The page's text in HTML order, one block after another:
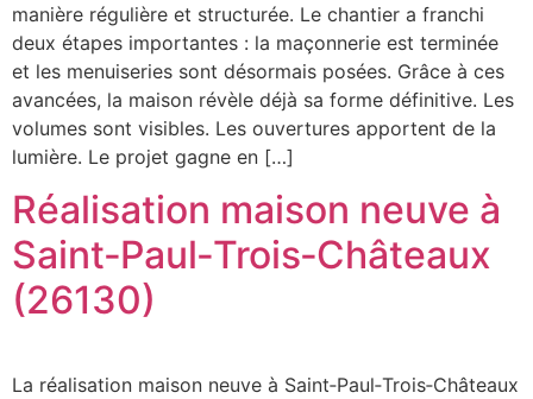
manière régulière et structurée. Le chantier a franchi
deux étapes importantes : la maçonnerie est terminée
et les menuiseries sont désormais posées. Grâce à ces
avancées, la maison révèle déjà sa forme définitive. Les
volumes sont visibles. Les ouvertures apportent de la
lumière. Le projet gagne en […]
Réalisation maison neuve à
Saint‑Paul‑Trois‑Châteaux
(26130)
La réalisation maison neuve à Saint‑Paul‑Trois‑Châteaux